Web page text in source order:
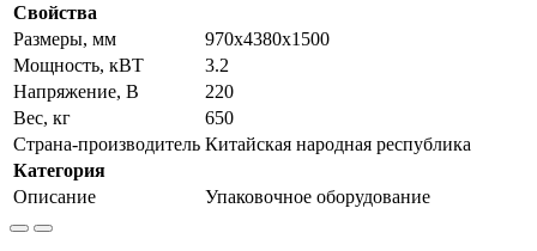
Свойства
Размеры, мм
970х4380х1500
Мощность, кВТ
3.2
Напряжение, В
220
Вес, кг
650
Страна-производитель Китайская народная республика
Категория
Описание
Упаковочное оборудование